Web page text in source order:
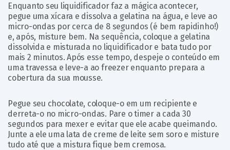
Enquanto seu liquidificador faz a mágica acontecer,
pegue uma xícara e dissolva a gelatina na água, e leve ao
micro-ondas por cerca de 8 segundos (é bem rapidinho!)
e, após, misture bem. Na sequência, coloque a gelatina
dissolvida e misturada no liquidificador e bata tudo por
mais 2 minutos. Após esse tempo, despeje o conteúdo em
uma travessa e leve-a ao freezer enquanto prepara a
cobertura da sua mousse.
Pegue seu chocolate, coloque-o em um recipiente e
derreta-o no micro-ondas. Pare o timer a cada 30
segundos para mexer e evitar que ele acabe queimando.
Junte a ele uma lata de creme de leite sem soro e misture
tudo até que a mistura fique bem cremosa.